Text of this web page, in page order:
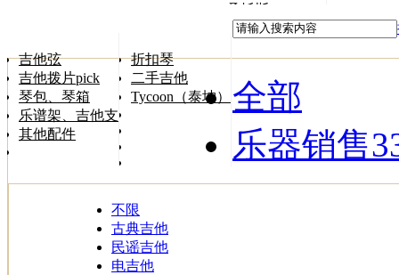
桑托斯 Songtoos
吉他弦
吉他拨片pick
琴包、琴箱
乐谱架、吉他支架
其他配件
折扣琴
二手吉他
Tycoon（泰坤）
全部
乐器销售
不限
古典吉他
民谣吉他
电吉他